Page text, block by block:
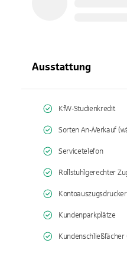
Ausstattung
KfW-Studienkredit
Sorten An-/Verkauf
Servicetelefon
Rollstuhlgerechter
Kontoauszugsdrucker
Kundenparkplätze